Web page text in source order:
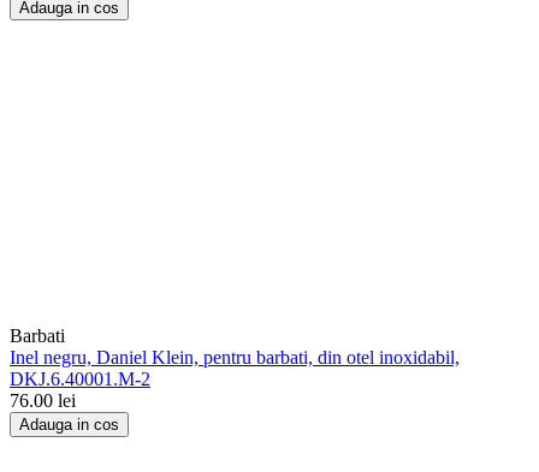
Adauga in cos
Barbati
Inel negru, Daniel Klein, pentru barbati, din otel inoxidabil,
DKJ.6.40001.M-2
76.00 lei
Adauga in cos